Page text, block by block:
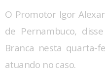
O Promotor Igor
de Pernambuco,
Branca nesta quarta-
atuando no caso.